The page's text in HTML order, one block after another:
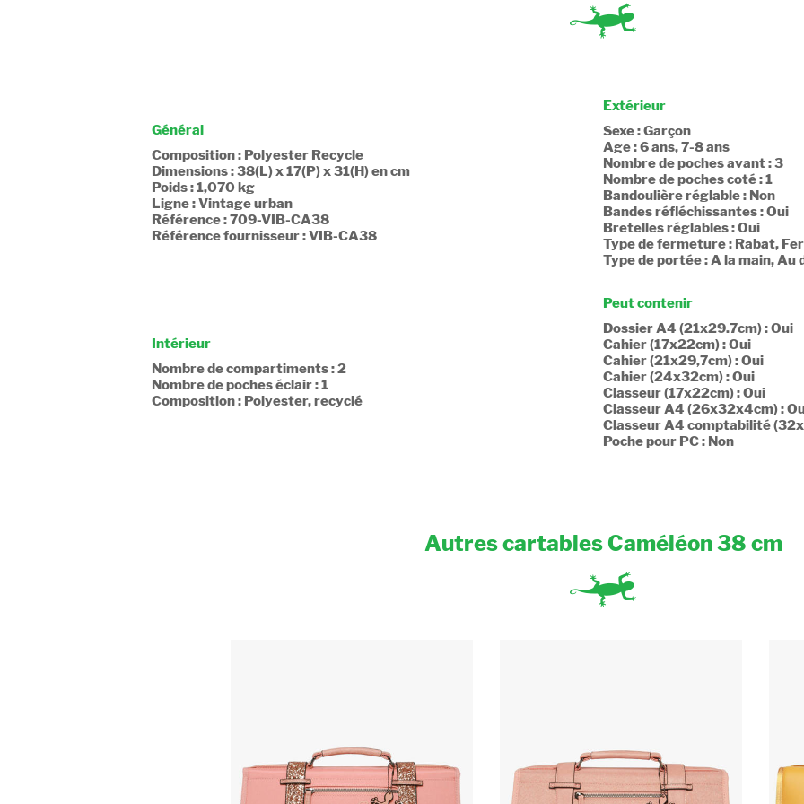
Général
Composition : Polyester Recycle
Dimensions : 38(L) x 17(P) x 31(H) en cm
Poids : 1,070 kg
Ligne : Vintage urban
Référence : 709-VIB-CA38
Référence fournisseur : VIB-CA38
Extérieur
Sexe : Garçon
Age : 6 ans, 7-8 ans
Nombre de poches avant : 3
Nombre de poches coté : 1
Bandoulière réglable : Non
Bandes réfléchissantes : Oui
Bretelles réglables : Oui
Type de fermeture : Rabat,
Type de portée : A la main, Au
Intérieur
Nombre de compartiments : 2
Nombre de poches éclair : 1
Composition : Polyester, recyclé
Peut contenir
Dossier A4 (21x29.7cm) : Oui
Cahier (17x22cm) : Oui
Cahier (21x29,7cm) : Oui
Cahier (24x32cm) : Oui
Classeur (17x22cm) : Oui
Classeur A4 (26x32x4cm) :
Classeur A4 comptabilité
Poche pour PC : Non
Autres cartables Caméléon 38 cm